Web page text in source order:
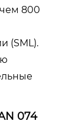
800
(SML).
074